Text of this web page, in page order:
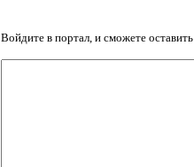
Войдите в портал, и сможете